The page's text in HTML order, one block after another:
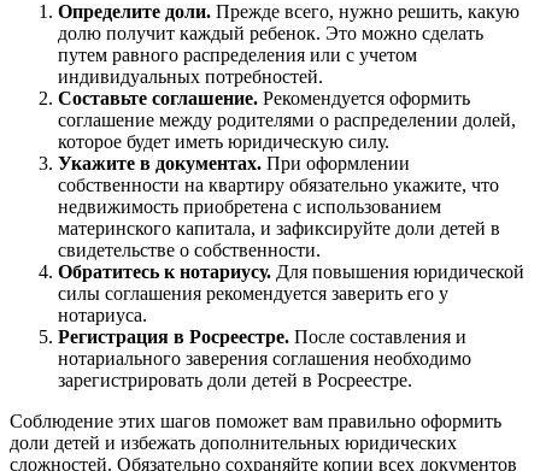
Определите доли. Прежде всего, нужно решить, какую
долю получит каждый ребенок. Это можно сделать
путем равного распределения или с учетом
индивидуальных потребностей.
Составьте соглашение. Рекомендуется оформить
соглашение между родителями о распределении долей,
которое будет иметь юридическую силу.
Укажите в документах. При оформлении
собственности на квартиру обязательно укажите, что
недвижимость приобретена с использованием
материнского капитала, и зафиксируйте доли детей в
свидетельстве о собственности.
Обратитесь к нотариусу. Для повышения юридической
силы соглашения рекомендуется заверить его у
нотариуса.
Регистрация в Росреестре. После составления и
нотариального заверения соглашения необходимо
зарегистрировать доли детей в Росреестре.
Соблюдение этих шагов поможет вам правильно оформить
доли детей и избежать дополнительных юридических
сложностей. Обязательно сохраняйте копии всех документов